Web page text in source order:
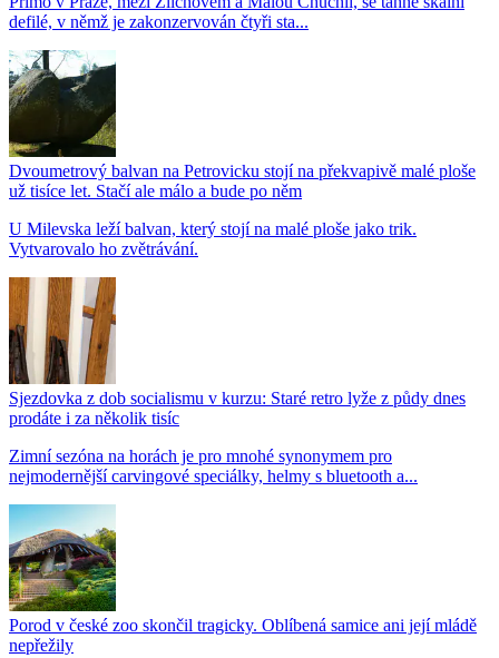
defilé, v němž je zakonzervován čtyři sta...
Dvoumetrový balvan na Petrovicku stojí na překvapivě malé ploše
už tisíce let. Stačí ale málo a bude po něm
U Milevska leží balvan, který stojí na malé ploše jako trik.
Vytvarovalo ho zvětrávání.
Sjezdovka z dob socialismu v kurzu: Staré retro lyže z půdy dnes
prodáte i za několik tisíc
Zimní sezóna na horách je pro mnohé synonymem pro
nejmodernější carvingové speciálky, helmy s bluetooth a...
Porod v české zoo skončil tragicky. Oblíbená samice ani její mládě
nepřežily